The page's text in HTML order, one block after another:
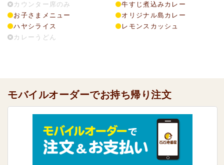
カウンター席のみ
お子さまメニュー
ハヤシライス
カレーうどん
牛すじ煮込みカレー
オリジナル島カレー
レモンスカッシュ
モバイルオーダーでお持ち帰り注文